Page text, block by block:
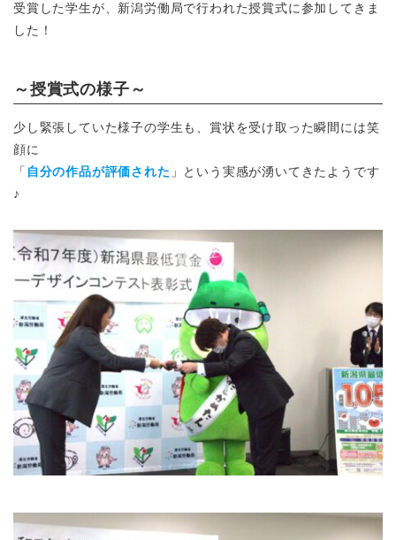
受賞した学生が、新潟労働局で行われた授賞式に参加してきま
した！
～授賞式の様子～
少し緊張していた様子の学生も、賞状を受け取った瞬間には笑
顔に
「 自分の作品が評価された 」という実感が湧いてきたようです
♪